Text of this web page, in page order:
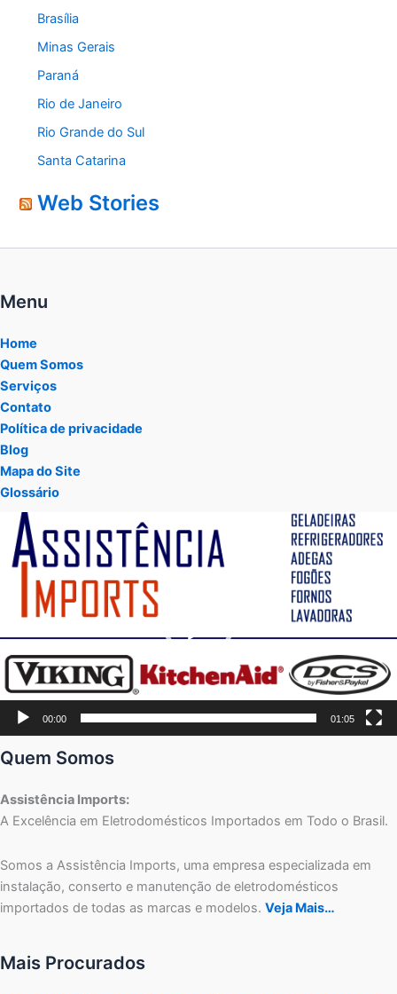
Brasília
Minas Gerais
Paraná
Rio de Janeiro
Rio Grande do Sul
Santa Catarina
Web Stories
Menu
Home
Quem Somos
Serviços
Contato
Política de privacidade
Blog
Mapa do Site
Glossário
Tocador
vídeo
00:00 01:05
Quem Somos
Assistência Imports:
A Excelência em Eletrodomésticos Importados em Todo o Brasil.
Somos a Assistência Imports, uma empresa especializada em
instalação, conserto e manutenção de eletrodomésticos
importados de todas as marcas e modelos. Veja Mais…
Mais Procurados